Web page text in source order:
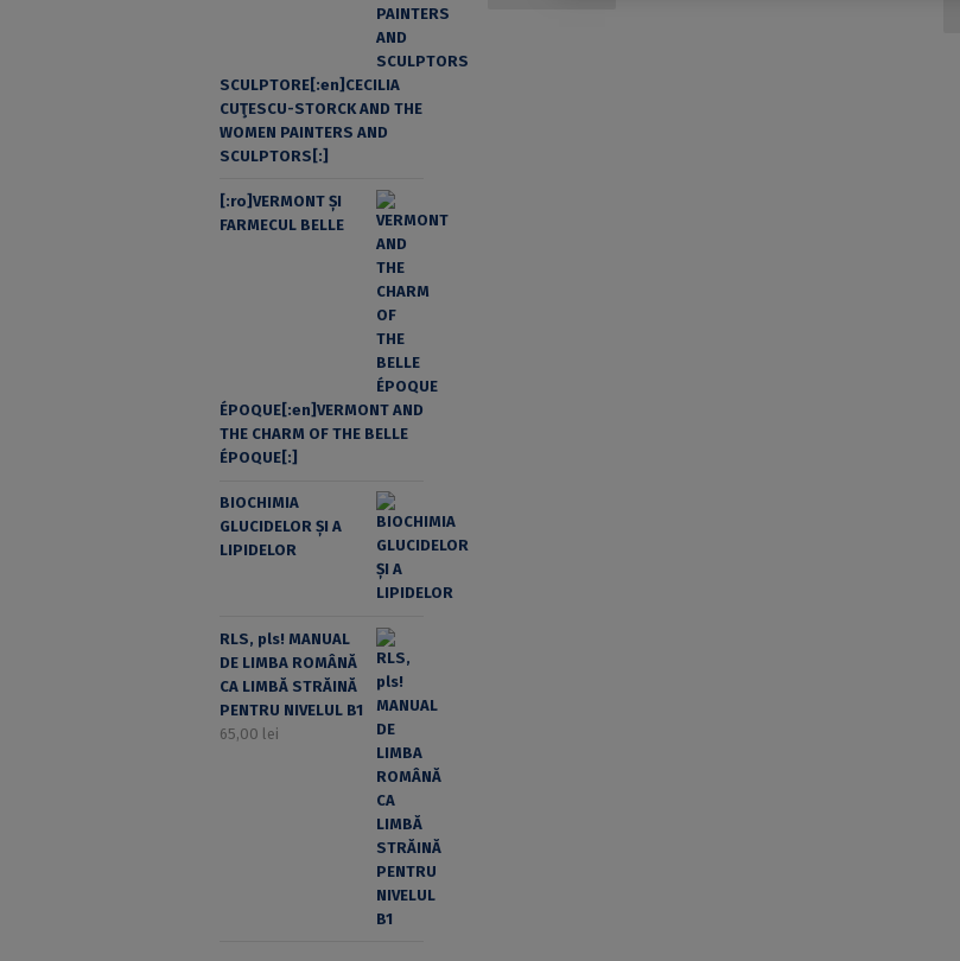
SCULPTORE[:en]CECILIA
CUŢESCU-STORCK AND THE
WOMEN PAINTERS AND
SCULPTORS[:]
[:ro]VERMONT ȘI
FARMECUL BELLE
ÉPOQUE[:en]VERMONT AND
THE CHARM OF THE BELLE
ÉPOQUE[:]
BIOCHIMIA
GLUCIDELOR ȘI A
LIPIDELOR
RLS, pls! MANUAL
DE LIMBA ROMÂNĂ
CA LIMBĂ STRĂINĂ
PENTRU NIVELUL B1
65,00 lei